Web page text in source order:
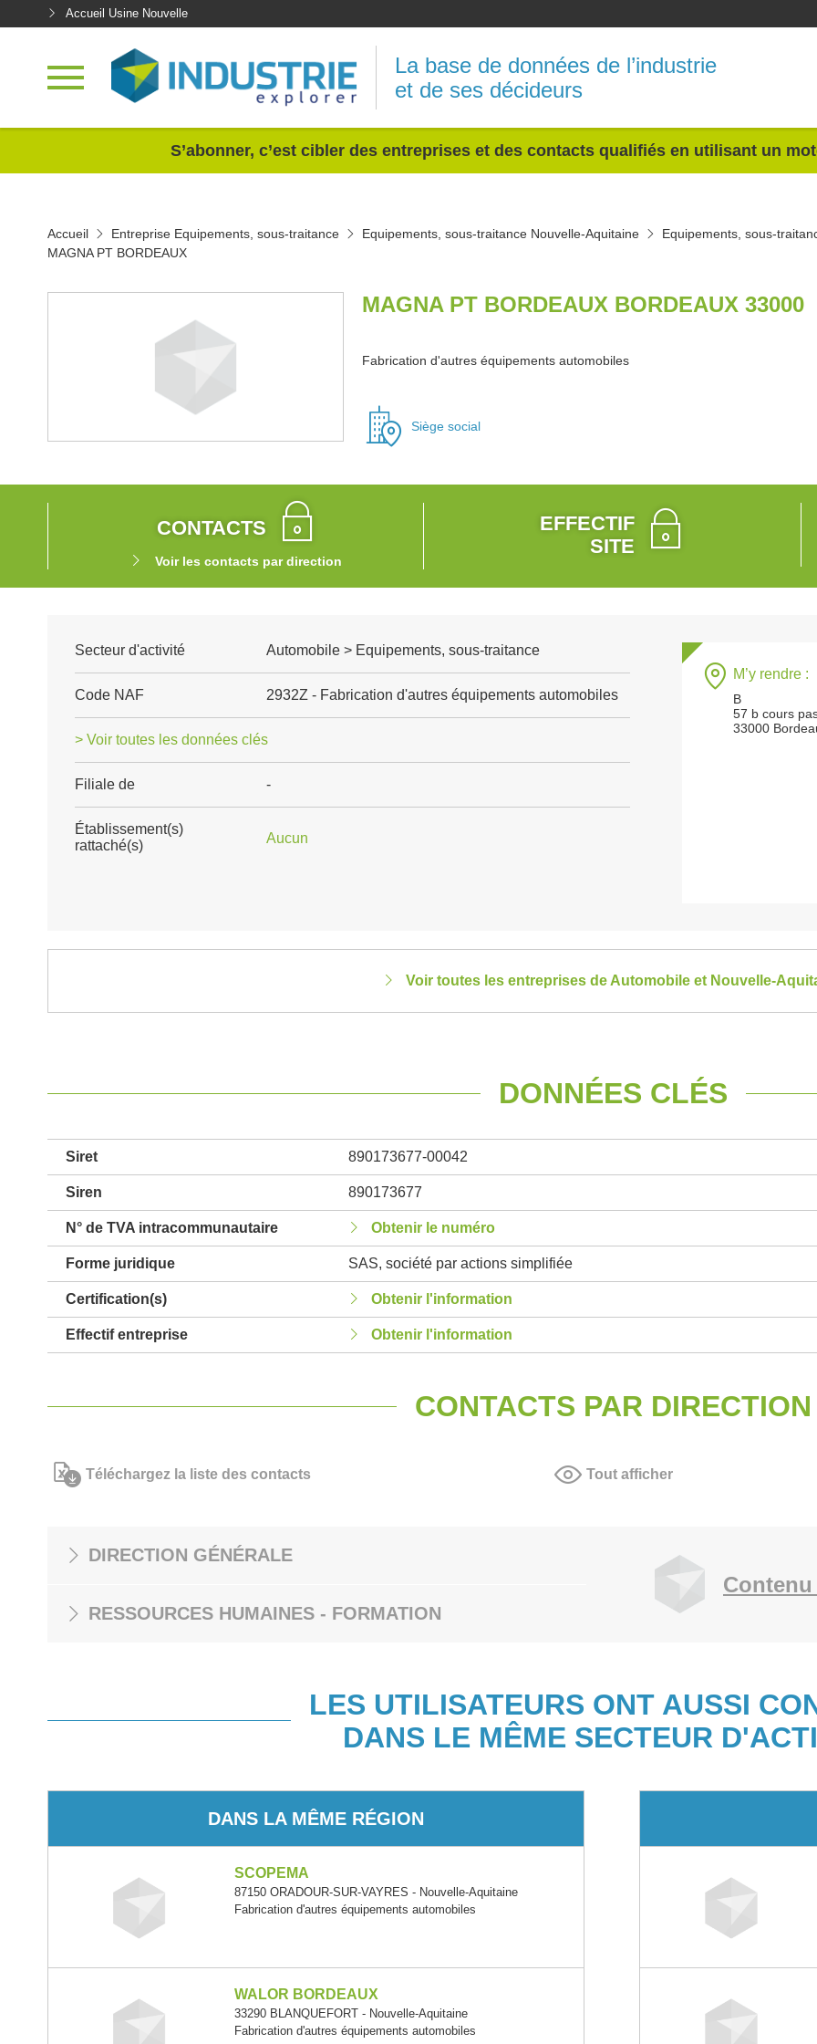
Accueil Usine Nouvelle
La base de données de l’industrie
et de ses décideurs
S’abonner, c’est cibler des entreprises et des contacts qualifiés en utilisant un
Accueil Entreprise Equipements, sous-traitance Equipements, sous-traitance Nouvelle-Aquitaine
Equipements, sous-
MAGNA PT BORDEAUX
MAGNA PT BORDEAUX BORDEAUX 33000
Fabrication d'autres équipements automobiles
Siège social
CONTACTS
Voir les contacts par direction
EFFECTIF
SITE
Secteur d'activité Automobile > Equipements, sous-traitance
Code NAF 2932Z - Fabrication d'autres équipements automobiles
> Voir toutes les données clés
Filiale de -
Établissement(s)
rattaché(s)
Aucun
M’y rendre :
B
57 b cours
33000
Voir toutes les entreprises de Automobile et Nouvelle-
DONNÉES CLÉS
Siret 890173677-00042
Siren 890173677
N° de TVA intracommunautaire Obtenir le numéro
Forme juridique SAS, société par actions simplifiée
Certification(s) Obtenir l'information
Effectif entreprise Obtenir l'information
CONTACTS PAR DIRECTION
Téléchargez la liste des contacts Tout afficher
DIRECTION GÉNÉRALE
RESSOURCES HUMAINES - FORMATION
LES UTILISATEURS ONT AUSSI
DANS LE MÊME SECTEUR
DANS LA MÊME RÉGION
SCOPEMA
87150 ORADOUR-SUR-VAYRES - Nouvelle-Aquitaine
Fabrication d'autres équipements automobiles
WALOR BORDEAUX
33290 BLANQUEFORT - Nouvelle-Aquitaine
Fabrication d'autres équipements automobiles